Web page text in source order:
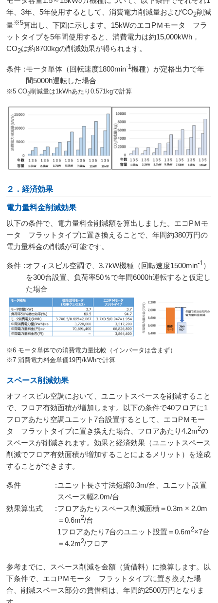
年、3年、5年使用するとして、消費電力削減量およびCO2削減
量※5算出し、下図に示します。15kWのエコPＭモータ フラ
ットタイプを5年間使用すると、消費電力は約15,000kWh，
CO2は約8700kgの削減効果が得られます。
条件 :モータ単体（回転速度1800min-1機種）が定格出力で年
間5000h運転した場合
※5 CO2削減量は1kWhあたり0.571kgで計算
２．経済効果
電力量料金削減効果
以下の条件で、電力量料金削減額を算出しました。エコPＭモ
ータ フラットタイプに置き換えることで、年間約380万円の
電力量料金の削減が可能です。
条件 :オフィスビル空調で、3.7kW機種（回転速度1500min-1）
を300台設置、負荷率50％で年間6000h運転すると仮定し
た場合
※6 モータ単体での消費電力量比較（インバータは含まず）
※7 消費電力料金単価19円/kWhで計算
スペース削減効果
オフィスビル空調において、ユニットスペースを削減すること
で、フロア有効面積が増加します。以下の条件で40フロアに1
フロアあたり空調ユニット7台設置するとして、エコPＭモー
タ フラットタイプに置き換えた場合、フロアあたり4.2m2の
スペースが削減されます。効果と経済効果（ユニットスペース
削減でフロア有効面積が増加することによるメリット）を達成
することができます。
条件 :ユニット長さ寸法短縮0.3m/台、ユニット設置
スペース幅2.0m/台
効果算出式
:フロアあたりスペース削減面積＝0.3m × 2.0m
＝0.6m2/台
1フロアあたり7台のユニット設置＝0.6m2×7台
＝4.2m2/フロア
参考までに、スペース削減を金額（賃借料）に換算します。以
下条件で、エコPＭモータ フラットタイプに置き換えた場
合、削減スペース部分の賃借料は、年間約2500万円となりま